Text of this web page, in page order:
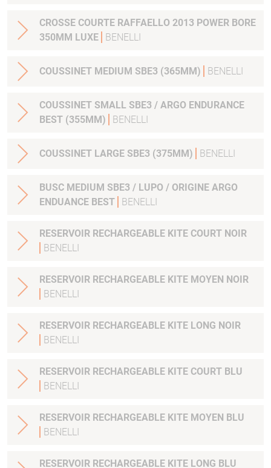
CROSSE COURTE RAFFAELLO 2013 POWER BORE
350MM LUXE
BENELLI
COUSSINET MEDIUM SBE3 (365MM) BENELLI
COUSSINET SMALL SBE3 / ARGO ENDURANCE
BEST (355MM)
BENELLI
COUSSINET LARGE SBE3 (375MM) BENELLI
BUSC MEDIUM SBE3 / LUPO / ORIGINE ARGO
ENDUANCE BEST
BENELLI
RESERVOIR RECHARGEABLE KITE COURT NOIR
BENELLI
RESERVOIR RECHARGEABLE KITE MOYEN NOIR
BENELLI
RESERVOIR RECHARGEABLE KITE LONG NOIR
BENELLI
RESERVOIR RECHARGEABLE KITE COURT BLU
BENELLI
RESERVOIR RECHARGEABLE KITE MOYEN BLU
BENELLI
RESERVOIR RECHARGEABLE KITE LONG BLU